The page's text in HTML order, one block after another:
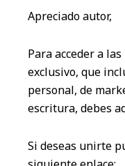
Apreciado autor,
Para acceder a
exclusivo, que
personal, de
escritura, debes
Si deseas unirte